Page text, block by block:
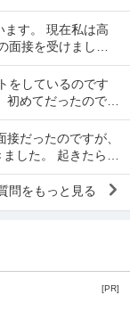
ます。 現在私は高
面接を受けまし
た。そし...
をしているのです
めてだったのです
んな...
だったのですが、
した。 起きたらス
問をもっと見る
[PR]